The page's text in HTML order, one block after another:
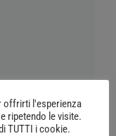
offrirti l'esperienza
ripetendo le visite.
TUTTI i cookie.